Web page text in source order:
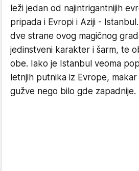
leži jedan od najintrigantnijih
pripada i Evropi i Aziji -
dve strane ovog magičnog
jedinstveni karakter i šarm, te
obe. Iako je Istanbul veoma
letnjih putnika iz Evrope, makar
gužve nego bilo gde zapadnije.